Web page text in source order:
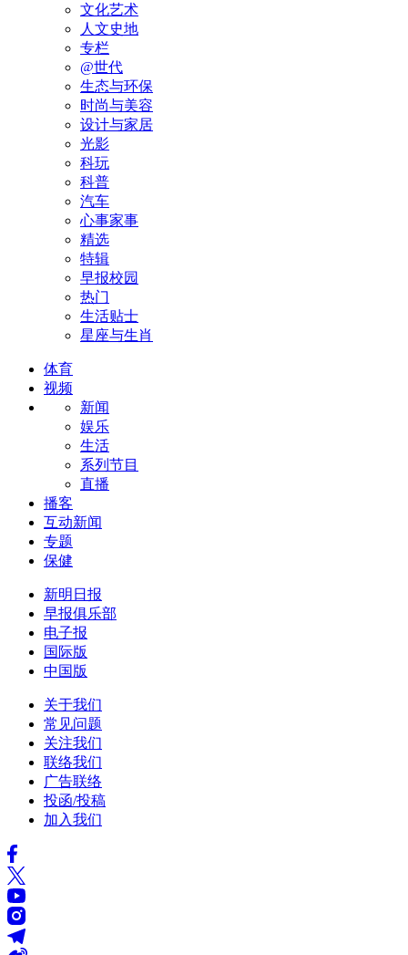
文化艺术
人文史地
专栏
@世代
生态与环保
时尚与美容
设计与家居
光影
科玩
科普
汽车
心事家事
精选
特辑
早报校园
热门
生活贴士
星座与生肖
体育
视频
新闻
娱乐
生活
系列节目
直播
播客
互动新闻
专题
保健
新明日报
早报俱乐部
电子报
国际版
中国版
关于我们
常见问题
关注我们
联络我们
广告联络
投函/投稿
加入我们